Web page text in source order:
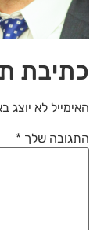
כתיבת
האימייל לא יוצג
התגובה שלך *